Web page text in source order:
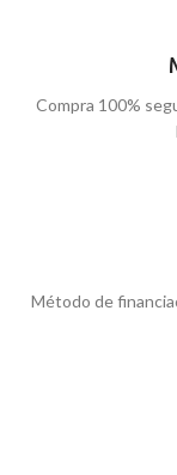
Compra 100%
Método de